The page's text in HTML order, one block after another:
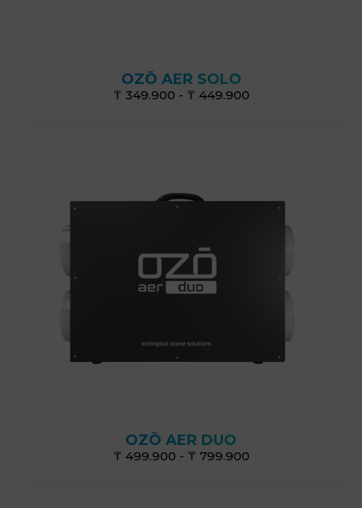
OZŌ AER SOLO
₸ 349.900 - ₸ 449.900
OZŌ AER DUO
₸ 499.900 - ₸ 799.900